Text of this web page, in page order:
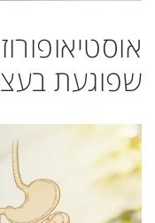
שפוגעת